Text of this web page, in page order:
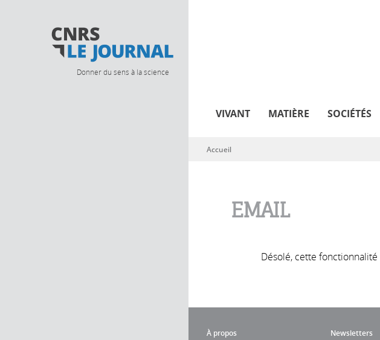
Donner du sens à la science
VIVANT MATIÈRE SOCIÉTÉS
Vous êtes ici
Accueil
EMAIL
Désolé, cette
À propos
Newsletters